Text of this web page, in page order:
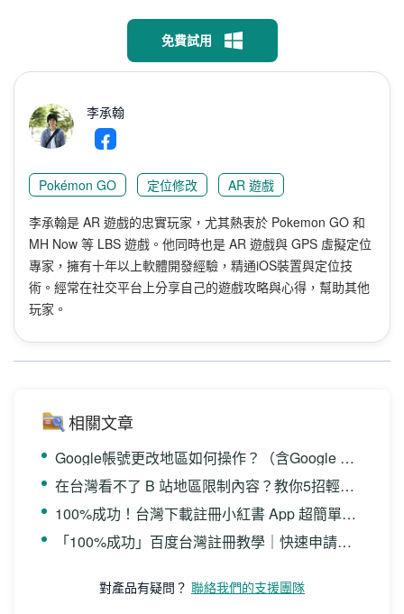
免費試用
李承翰
Pokémon GO 定位修改 AR 遊戲
李承翰是 AR 遊戲的忠實玩家，尤其熱衷於 Pokemon GO 和
MH Now 等 LBS 遊戲。他同時也是 AR 遊戲與 GPS 虛擬定位
專家，擁有十年以上軟體開發經驗，精通iOS裝置與定位技
術。經常在社交平台上分享自己的遊戲攻略與心得，幫助其他
玩家。
相關文章
Google帳號更改地區如何操作？（含Google Play 轉地區方法）
在台灣看不了 B 站地區限制內容？教你5招輕鬆解除限制！
100%成功！台灣下載註冊小紅書 App 超簡單教學
「100%成功」百度台灣註冊教學｜快速申請百度帳號、海外也能使用
對產品有疑問？ 聯絡我們的支援團隊